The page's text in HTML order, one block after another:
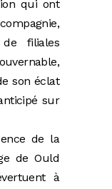
qui ont
filiales
son éclat
sur
de la
de Ould
à